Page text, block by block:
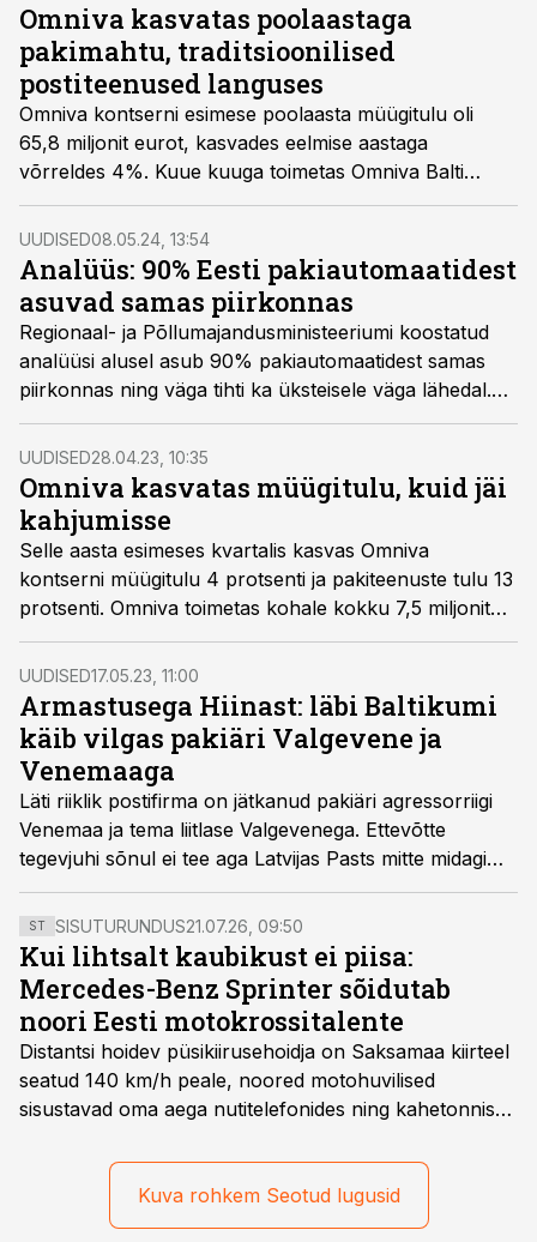
Omniva kasvatas poolaastaga
pakimahtu, traditsioonilised
postiteenused languses
Omniva kontserni esimese poolaasta müügitulu oli
65,8 miljonit eurot, kasvades eelmise aastaga
võrreldes 4%. Kuue kuuga toimetas Omniva Balti
riikides kohale kokku üle 16 miljoni paki, mida on 8%
rohkem kui eelmise aasta sama perioodi jooksul.
Suurim kasv oli Lätis, kus 2023. aasta sama ajaperioodi
võrdluses toimetas ettevõte kohale 12% rohkem
pakke. Leedus oli kasv 8% ning Eestis jäi see 4%
juurde.
UUDISED08.05.24, 13:54
Analüüs: 90% Eesti pakiautomaatidest
asuvad samas piirkonnas
Regionaal- ja Põllumajandusministeeriumi koostatud
analüüsi alusel asub 90% pakiautomaatidest samas
piirkonnas ning väga tihti ka üksteisele väga lähedal.
Millised olid analüüsi peamised leiud ja järeldused,
kirjutab Taavi Kurvits ministeeriumi regionaalarengu
osakonnast.
UUDISED28.04.23, 10:35
Omniva kasvatas müügitulu, kuid jäi
kahjumisse
Selle aasta esimeses kvartalis kasvas Omniva
kontserni müügitulu 4 protsenti ja pakiteenuste tulu 13
protsenti. Omniva toimetas kohale kokku 7,5 miljonit
pakki, mida on 11 protsenti rohkem kui eelmine aasta
samal perioodil.
UUDISED17.05.23, 11:00
Armastusega Hiinast: läbi Baltikumi
käib vilgas pakiäri Valgevene ja
Venemaaga
Läti riiklik postifirma on jätkanud pakiäri agressorriigi
Venemaa ja tema liitlase Valgevenega. Ettevõtte
tegevjuhi sõnul ei tee aga Latvijas Pasts mitte midagi
ebaseaduslikku ja kui keegi nende peale viltu vaatab,
tuleks sama pilguga vaadata Eesti Posti.
ST SISUTURUNDUS21.07.26, 09:50
Kui lihtsalt kaubikust ei piisa:
Mercedes-Benz Sprinter sõidutab
noori Eesti motokrossitalente
Distantsi hoidev püsikiirusehoidja on Saksamaa kiirteel
seatud 140 km/h peale, noored motohuvilised
sisustavad oma aega nutitelefonides ning kahetonnises
varustusega. Õige pea on Prantsusmaal, Romagnes
algamas juuniorite motokrossi
maailmameistrivõistlused.
Kuva rohkem Seotud lugusid